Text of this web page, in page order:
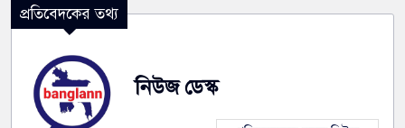
প্রতিবেদকের তথ্য
নিউজ ডেস্ক